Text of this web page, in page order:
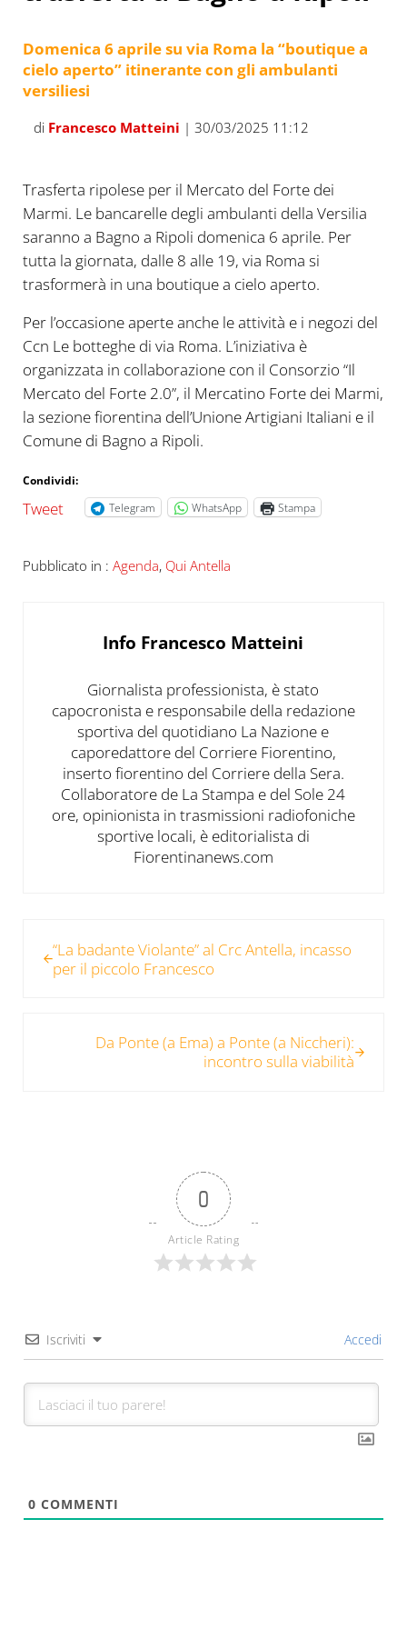
Domenica 6 aprile su via Roma la “boutique a
cielo aperto” itinerante con gli ambulanti
versiliesi
di Francesco Matteini | 30/03/2025 11:12
Trasferta ripolese per il Mercato del Forte dei
Marmi. Le bancarelle degli ambulanti della Versilia
saranno a Bagno a Ripoli domenica 6 aprile. Per
tutta la giornata, dalle 8 alle 19, via Roma si
trasformerà in una boutique a cielo aperto.
Per l’occasione aperte anche le attività e i negozi del
Ccn Le botteghe di via Roma. L’iniziativa è
organizzata in collaborazione con il Consorzio “Il
Mercato del Forte 2.0”, il Mercatino Forte dei Marmi,
la sezione fiorentina dell’Unione Artigiani Italiani e il
Comune di Bagno a Ripoli.
Condividi:
Tweet Telegram WhatsApp Stampa
Pubblicato in : Agenda, Qui Antella
Info Francesco Matteini
Giornalista professionista, è stato
capocronista e responsabile della redazione
sportiva del quotidiano La Nazione e
caporedattore del Corriere Fiorentino,
inserto fiorentino del Corriere della Sera.
Collaboratore de La Stampa e del Sole 24
ore, opinionista in trasmissioni radiofoniche
sportive locali, è editorialista di
Fiorentinanews.com
“La badante Violante” al Crc Antella, incasso
per il piccolo Francesco
Da Ponte (a Ema) a Ponte (a Niccheri):
incontro sulla viabilità
0
Article Rating
Iscriviti Accedi
0 COMMENTI